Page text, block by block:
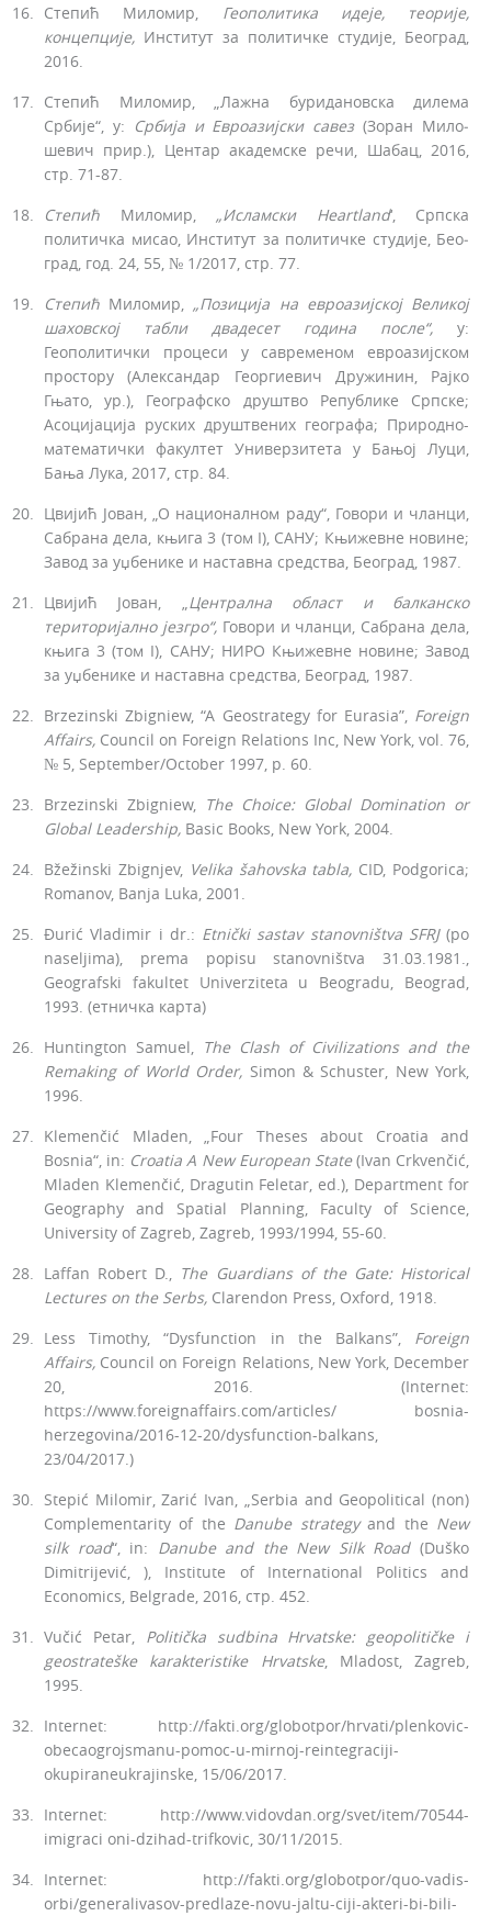
Степић Миломир, Геополитика идеје, теорије,
концепције, Институт за политичке студије, Београд,
2016.
Степић Миломир, „Лажна буридановска дилема
Србије“, у: Србија и Евроазијски савез(Зоран Мило­
шевич прир.), Центар академске речи, Шабац, 2016,
стр. 71-87.
Степић Миломир, „Исламски Heartland‘, Српска
политичка мисао, Институт за политичке студије, Бео­
град, год. 24, 55, № 1/2017, стр. 77.
Степић Миломир,„Позиција на евроазијској Великој
шаховској
табли двадесет година после“, у:
Геополитички процеси у савременом евроазијском
прос­тору (Александар Георгиевич Дружинин, Рајко
Гњато, ур.), Географско друштво Републике Српске;
Асоцијација руских друштвених географа; Природно-
математички факултет Универзитета у Бањој Луци,
Бања Лука, 2017, стр. 84.
Цвијић Јован, „О националном раду“, Говори и чланци,
Сабрана дела, књига 3 (том I), САНУ; Књижевне новине;
Завод за уџбенике и наставна средства, Бео­град, 1987.
Цвијић Јован, „Централна област и балканско
територијално језгро“,Говори и чланци, Сабрана дела,
књига 3 (том I), САНУ; НИРО Књижевне новине; За­вод
за уџбенике и наставна средства, Београд, 1987.
Brzezinski Zbigniew, “A Geostrategy for Eurasia”, Foreign
Affairs, Council on Foreign Relations Inc, New York, vol. 76,
№ 5, September/October 1997, p. 60.
Brzezinski Zbigniew, The Choice: Global Domination or
Global Leadership, Basic Books, New York, 2004.
Bžežinski Zbignjev, Velika šahovska tabla, CID, Podgorica;
Romanov, Banja Luka, 2001.
Đurić Vladimir i dr.: Etnički sastav stanovništva SFRJ (po
naseljima), prema popisu stanovništva 31.03.1981.,
Geografski fakultet Univerziteta u Beogradu, Beograd,
1993. (етничка карта)
Huntington Samuel, The Clash of Civilizations and the
Remaking of World Order, Simon & Schuster, New York,
1996.
Klemenčić Mladen, „Four Theses about Croatia and
Bosnia“, in: Croatia A New European State(Ivan Crkvenčić,
Mladen Klemenčić, Dragutin Feletar, ed.), Department for
Geography and Spatial Planning, Faculty of Science,
University of Zagreb, Zagreb, 1993/1994, 55-60.
Laffan Robert D., The Guardians of the Gate: Historical
Lectures on the Serbs, Clarendon Press, Oxford, 1918.
Less Timothy, “Dysfunction in the Balkans”, Foreign
Affairs, Council on Foreign Relations, New York, December
20, 2016. (Internet:
https://www.foreignaffairs.com/articles/ bosnia-
herzegovina/2016-12-20/dysfunction-balkans,
23/04/2017.)
Stepić Milomir, Zarić Ivan, „Serbia and Geopolitical (non)
Complementarity of the Danube strategyand the New
silk road“, in: Danube and the New Silk Road(Duško
Dimitrijević, ), Institute of International Politics and
Economics, Belgrade, 2016, стр. 452.
Vučić Petar, Politička sudbina Hrvatske: geopolitičke i
geostrateške karakteristike Hrvatske, Mladost, Zagreb,
1995.
Internet: http://fakti.org/globotpor/hrvati/plenkovic-
obecaogrojsmanu-pomoc-u-mirnoj-reintegraciji-
okupiraneukrajinske, 15/06/2017.
Internet: http://www.vidovdan.org/svet/item/70544-
imigraci oni-dzihad-trifkovic, 30/11/2015.
Internet: http://fakti.org/globotpor/quo-vadis-
orbi/generalivasov-predlaze-novu-jaltu-ciji-akteri-bi-bili-